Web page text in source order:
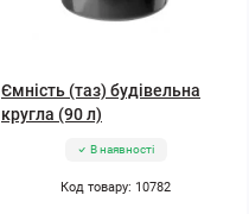
Ємність (таз) будівельна
кругла (90 л)
В наявності
Код товару: 10782